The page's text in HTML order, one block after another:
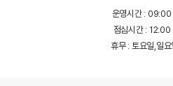
운영시간 :
점심시간 :
휴무 : 토요일,일요